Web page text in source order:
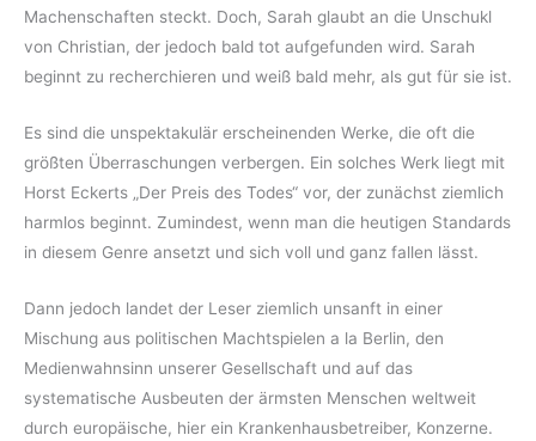
Machenschaften steckt. Doch, Sarah glaubt an die Unschukl
von Christian, der jedoch bald tot aufgefunden wird. Sarah
beginnt zu recherchieren und weiß bald mehr, als gut für sie ist.
Es sind die unspektakulär erscheinenden Werke, die oft die
größten Überraschungen verbergen. Ein solches Werk liegt mit
Horst Eckerts „Der Preis des Todes“ vor, der zunächst ziemlich
harmlos beginnt. Zumindest, wenn man die heutigen Standards
in diesem Genre ansetzt und sich voll und ganz fallen lässt.
Dann jedoch landet der Leser ziemlich unsanft in einer
Mischung aus politischen Machtspielen a la Berlin, den
Medienwahnsinn unserer Gesellschaft und auf das
systematische Ausbeuten der ärmsten Menschen weltweit
durch europäische, hier ein Krankenhausbetreiber, Konzerne.